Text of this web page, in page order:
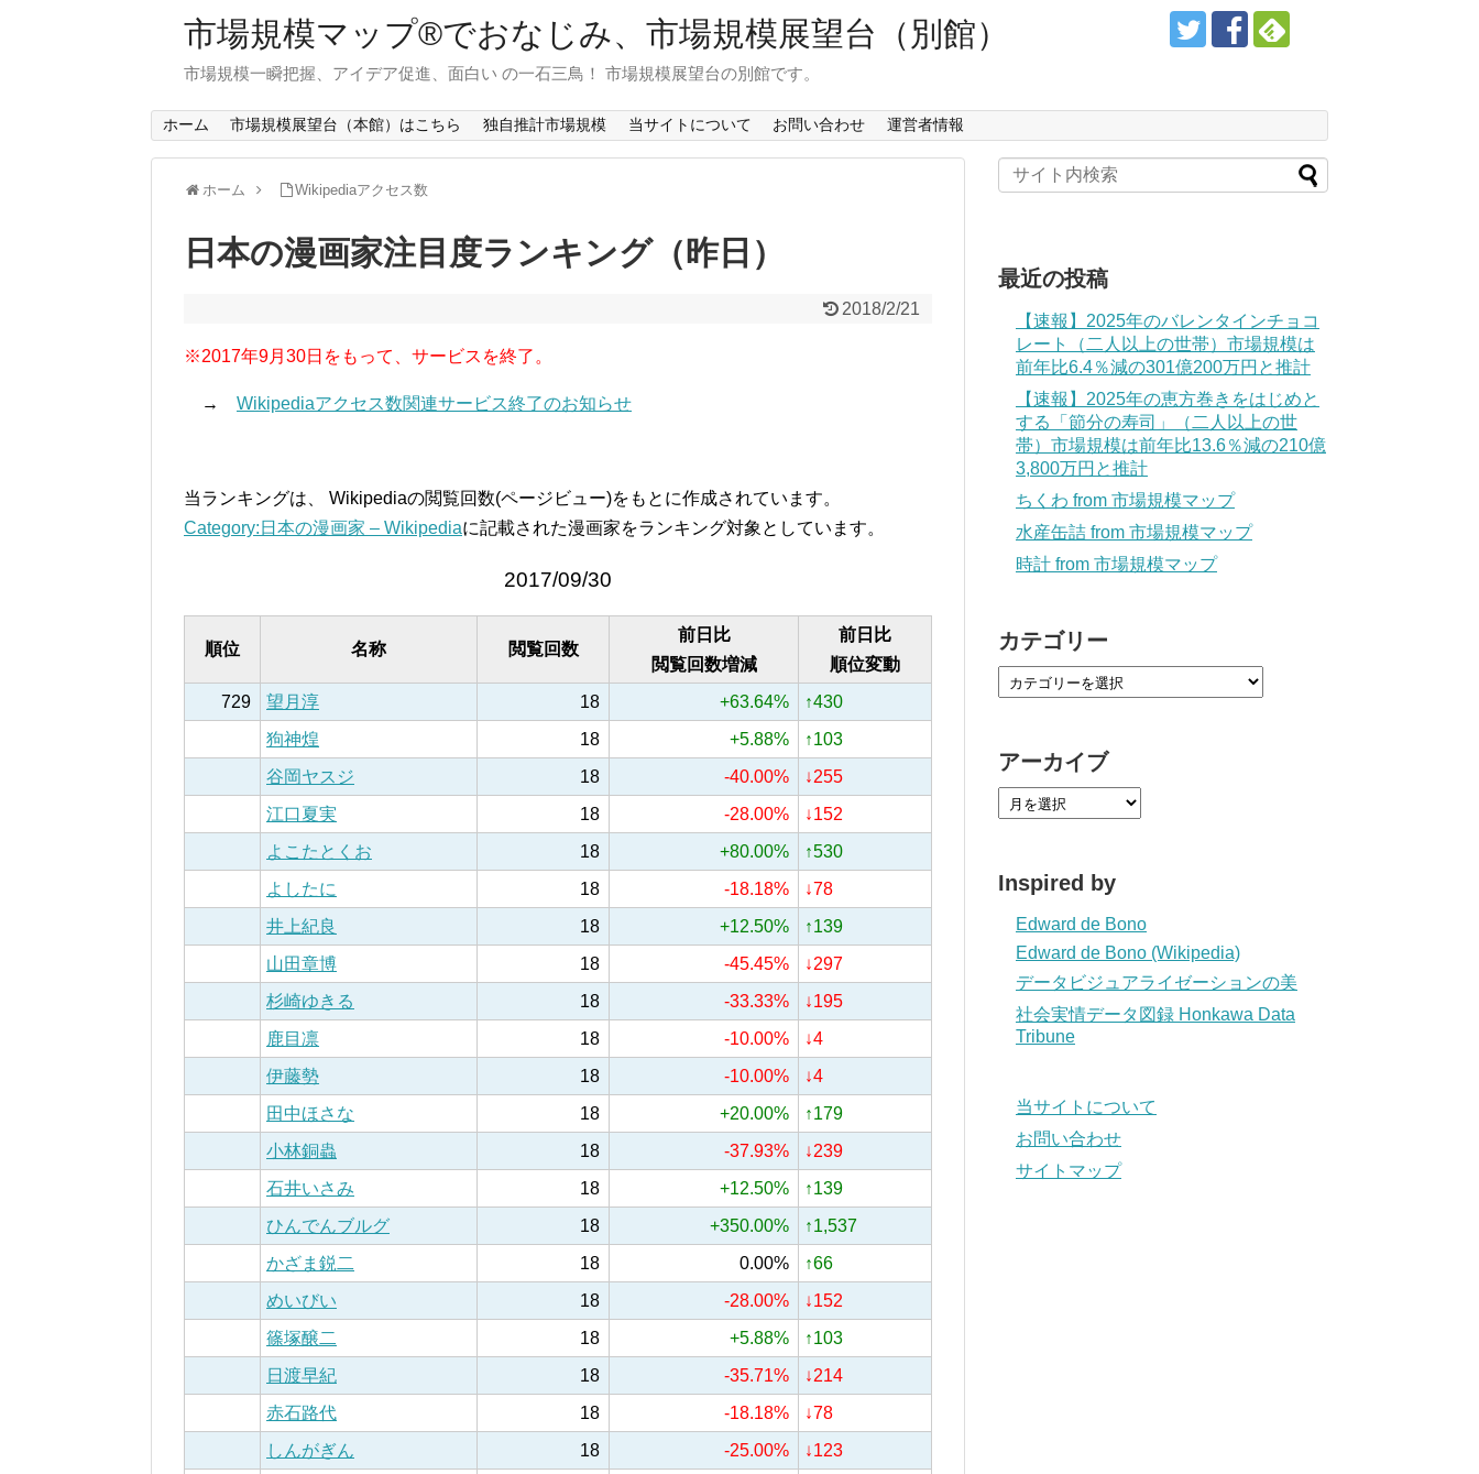
市場規模マップ®でおなじみ、市場規模展望台（別館）
市場規模一瞬把握、アイデア促進、面白い の一石三鳥！ 市場規模展望台の別館です。
ホーム 市場規模展望台（本館）はこちら 独自推計市場規模 当サイトについて お問い合わせ 運営者情報
ホーム Wikipediaアクセス数
日本の漫画家注目度ランキング（昨日）
2018/2/21
※2017年9月30日をもって、サービスを終了。
→ Wikipediaアクセス数関連サービス終了のお知らせ
当ランキングは、 Wikipediaの閲覧回数(ページビュー)をもとに作成されています。
Category:日本の漫画家 – Wikipediaに記載された漫画家をランキング対象としています。
2017/09/30
順位 名称 閲覧回数
前日比
閲覧回数増減
前日比
順位変動
729
望月淳 18 +63.64%
↑430
狗神煌
18 +5.88%
↑103
谷岡ヤスジ
18 -40.00%
↓255
江口夏実
18 -28.00%
↓152
よこたとくお
18 +80.00%
↑530
よしたに
18 -18.18%
↓78
井上紀良
18 +12.50%
↑139
山田章博
18 -45.45%
↓297
杉崎ゆきる
18 -33.33%
↓195
鹿目凛
18 -10.00%
↓4
伊藤勢
18 -10.00%
↓4
田中ほさな
18 +20.00%
↑179
小林銅蟲
18 -37.93%
↓239
石井いさみ
18 +12.50%
↑139
ひんでんブルグ
18 +350.00%
↑1,537
かざま鋭二
18 0.00%
↑66
めいびい
18 -28.00%
↓152
篠塚醸二
18 +5.88%
↑103
日渡早紀
18 -35.71%
↓214
赤石路代
18 -18.18%
↓78
しんがぎん
18 -25.00%
↓123
最近の投稿
【速報】2025年のバレンタインチョコ
レート（二人以上の世帯）市場規模は
前年比6.4％減の301億200万円と推計
【速報】2025年の恵方巻きをはじめと
する「節分の寿司」（二人以上の世
帯）市場規模は前年比13.6％減の210億
3,800万円と推計
ちくわ from 市場規模マップ
水産缶詰 from 市場規模マップ
時計 from 市場規模マップ
カテゴリー
アーカイブ
Inspired by
Edward de Bono
Edward de Bono (Wikipedia)
データビジュアライゼーションの美
社会実情データ図録 Honkawa Data
Tribune
当サイトについて
お問い合わせ
サイトマップ